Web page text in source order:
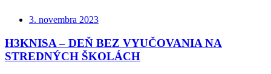
3. novembra 2023
H3KNISA – DEŇ BEZ VYUČOVANIA NA
STREDNÝCH ŠKOLÁCH